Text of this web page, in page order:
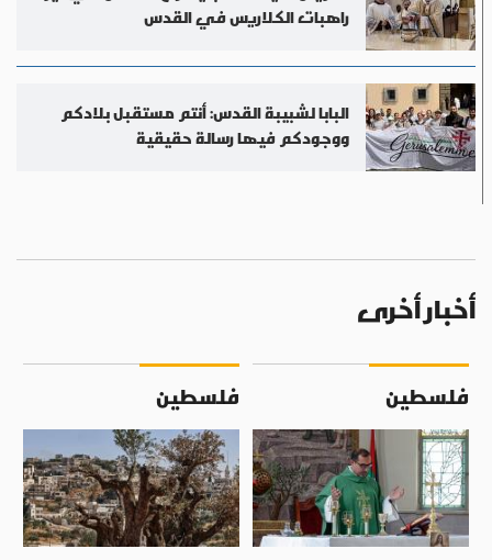
راهبات الكلاريس في القدس
البابا لشبيبة القدس: أنتم مستقبل بلادكم
ووجودكم فيها رسالة حقيقية
أخبار أخرى
فلسطين فلسطين